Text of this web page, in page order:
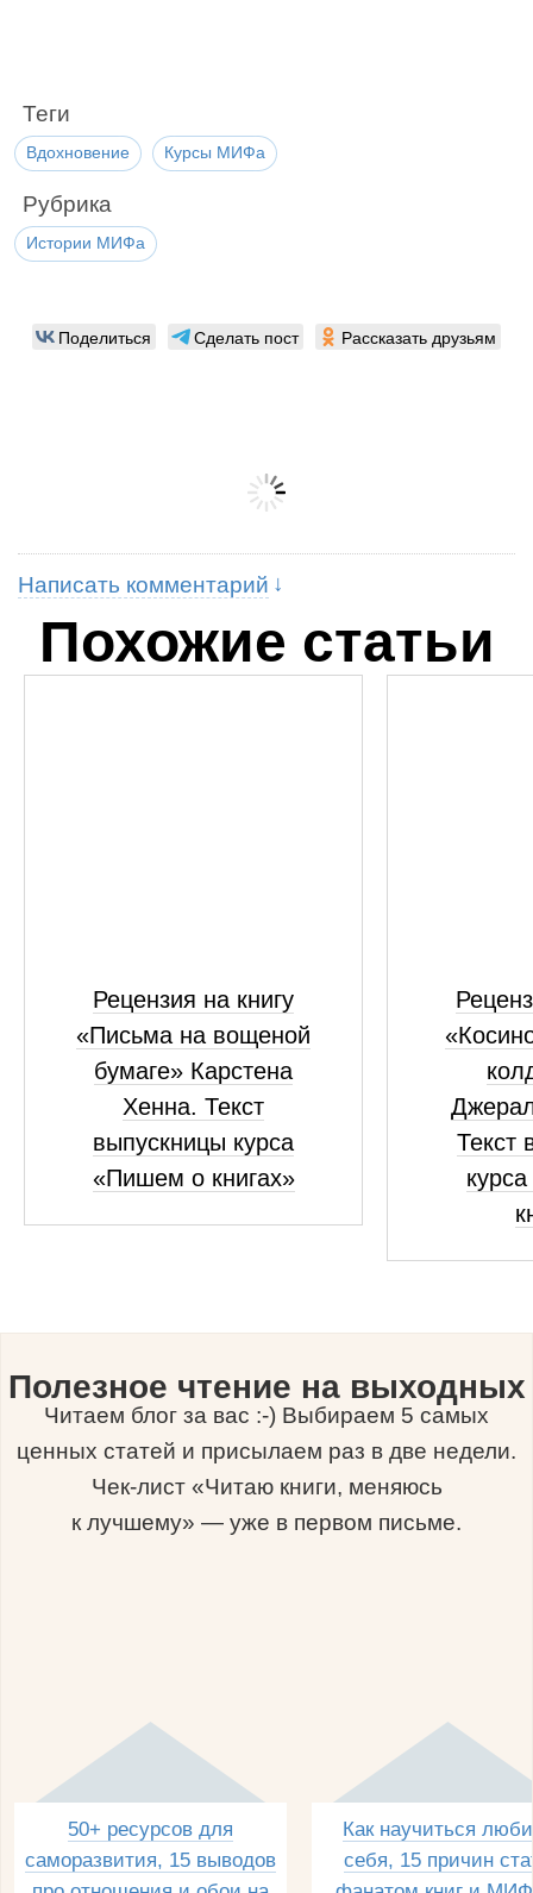
Теги
Вдохновение Курсы МИФа
Рубрика
Истории МИФа
Поделиться Сделать пост Рассказать друзьям
Написать комментарий
Похожие статьи
Рецензия на книгу
«Письма на вощеной
бумаге» Карстена
Хенна. Текст
выпускницы курса
«Пишем о книгах»
Текст
Полезное чтение на выходных
Читаем блог за вас :-) Выбираем 5 самых
ценных статей и присылаем раз в две недели.
Чек-лист «Читаю книги, меняюсь
к лучшему» — уже в первом письме.
50+ ресурсов для
саморазвития, 15 выводов
Как научиться
себя, 15 причин